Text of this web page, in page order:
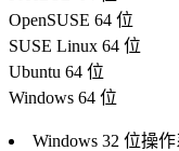
OpenSUSE 64 位
SUSE Linux 64 位
Ubuntu 64 位
Windows 64 位
Windows 32 位操